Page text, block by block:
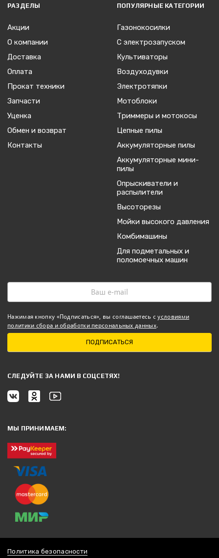
РАЗДЕЛЫ
Акции
О компании
Доставка
Оплата
Прокат техники
Запчасти
Уценка
Обмен и возврат
Контакты
ПОПУЛЯРНЫЕ КАТЕГОРИИ
Газонокосилки
С электрозапуском
Культиваторы
Воздуходувки
Электротяпки
Мотоблоки
Триммеры и мотокосы
Цепные пилы
Аккумуляторные пилы
Аккумуляторные мини-
пилы
Опрыскиватели и
распылители
Высоторезы
Мойки высокого давления
Комбимашины
Для подметальных и
поломоечных машин
Нажимая кнопку «Подписаться», вы соглашаетесь сусловиями
политики сбора и обработки персональных данных.
ПОДПИСАТЬСЯ
CЛЕДУЙТЕ ЗА НАМИ В СОЦСЕТЯХ!
МЫ ПРИНИМАЕМ:
Политика безопасности